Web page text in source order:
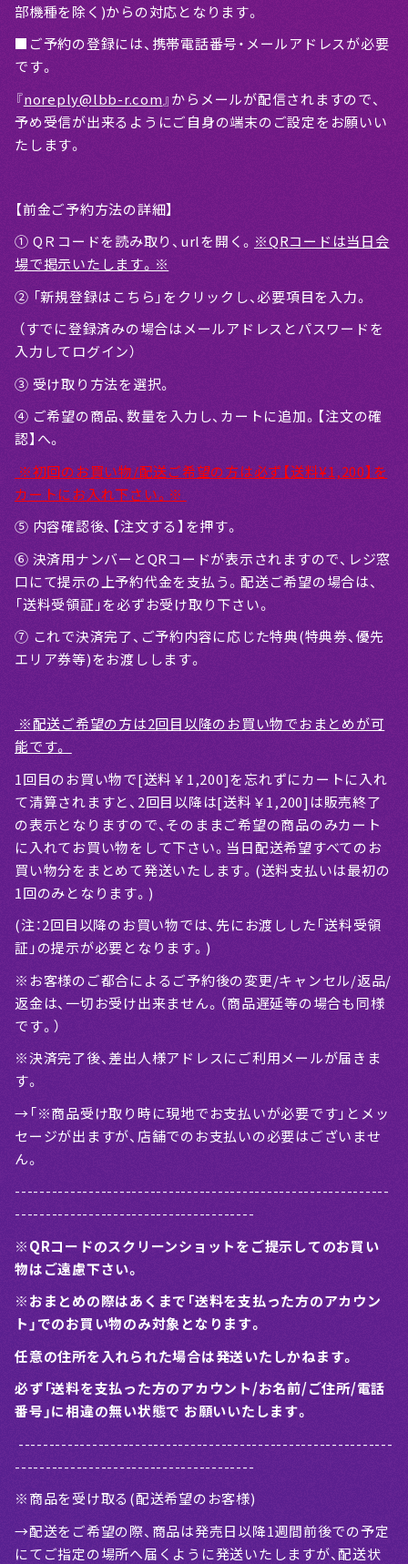
部機種を除く)からの対応となります。
■ご予約の登録には、携帯電話番号・メールアドレスが必要
です。
『noreply@lbb-r.com』からメールが配信されますので、
予め受信が出来るようにご自身の端末のご設定をお願いい
たします。
【前金ご予約方法の詳細】
① QＲコードを読み取り、urlを開く。 ※QRコードは当日会
場で掲示いたします。※
② 「新規登録はこちら」をクリックし、必要項目を入力。
（すでに登録済みの場合はメールアドレスとパスワードを
入力してログイン）
③ 受け取り方法を選択。
④ ご希望の商品、数量を入力し、カートに追加。【注文の確
認】へ。
※初回のお買い物/配送ご希望の方は必ず【送料¥1,200】を
カートにお入れ下さい。※
⑤ 内容確認後、【注文する】を押す。
⑥ 決済用ナンバーとQRコードが表示されますので、レジ窓
口にて提示の上予約代金を支払う。配送ご希望の場合は、
「送料受領証」を必ずお受け取り下さい。
⑦ これで決済完了、ご予約内容に応じた特典(特典券、優先
エリア券等)をお渡しします。
※配送ご希望の方は2回目以降のお買い物でおまとめが可
能です。
1回目のお買い物で[送料￥1,200]を忘れずにカートに入れ
て清算されますと、2回目以降は[送料￥1,200]は販売終了
の表示となりますので、そのままご希望の商品のみカート
に入れてお買い物をして下さい。当日配送希望すべてのお
買い物分をまとめて発送いたします。(送料支払いは最初の
1回のみとなります。)
(注：2回目以降のお買い物では、先にお渡しした「送料受領
証」の提示が必要となります。)
※お客様のご都合によるご予約後の変更/キャンセル/返品/
返金は、一切お受け出来ません。（商品遅延等の場合も同様
です。）
※決済完了後、差出人様アドレスにご利用メールが届きま
す。
→「※商品受け取り時に現地でお支払いが必要です」とメッ
セージが出ますが、店舗でのお支払いの必要はございませ
ん。
-------------------------------------------------------------
---------------------------------------
※QRコードのスクリーンショットをご提示してのお買い
物はご遠慮下さい。
※おまとめの際はあくまで「送料を支払った方のアカウン
ト」でのお買い物のみ対象となります。
任意の住所を入れられた場合は発送いたしかねます。
必ず「送料を支払った方のアカウント/お名前/ご住所/電話
番号」に相違の無い状態で お願いいたします。
-------------------------------------------------------------
---------------------------------------
※商品を受け取る(配送希望のお客様)
→配送をご希望の際、商品は発売日以降1週間前後での予定
にてご指定の場所へ届くように発送いたしますが、配送状